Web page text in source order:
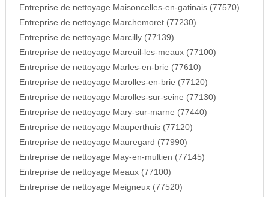
Entreprise de nettoyage Maisoncelles-en-gatinais (77570)
Entreprise de nettoyage Marchemoret (77230)
Entreprise de nettoyage Marcilly (77139)
Entreprise de nettoyage Mareuil-les-meaux (77100)
Entreprise de nettoyage Marles-en-brie (77610)
Entreprise de nettoyage Marolles-en-brie (77120)
Entreprise de nettoyage Marolles-sur-seine (77130)
Entreprise de nettoyage Mary-sur-marne (77440)
Entreprise de nettoyage Mauperthuis (77120)
Entreprise de nettoyage Mauregard (77990)
Entreprise de nettoyage May-en-multien (77145)
Entreprise de nettoyage Meaux (77100)
Entreprise de nettoyage Meigneux (77520)